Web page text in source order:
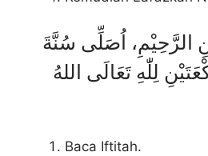
الرَّحِيْمِ، اُصَلِّى سُنَّةَ
لِلّٰهِ تَعَالَى اللهُ
Baca Iftitah.